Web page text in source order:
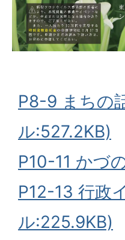
P8-9 まちの
ル:527.2KB)
P10-11 かづ
P12-13 行政
ル:225.9KB)